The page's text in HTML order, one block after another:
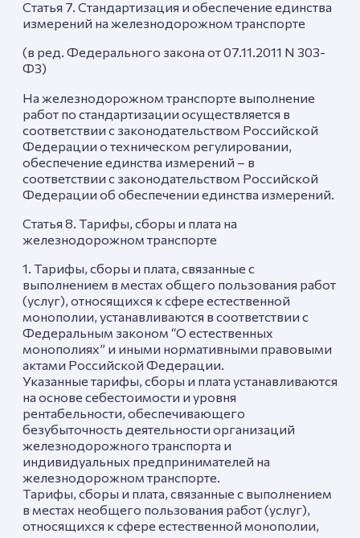
Статья 7. Стандартизация и обеспечение единства
измерений на железнодорожном транспорте
(в ред. Федерального закона от 07.11.2011 N 303-
ФЗ)
На железнодорожном транспорте выполнение
работ по стандартизации осуществляется в
соответствии с законодательством Российской
Федерации о техническом регулировании,
обеспечение единства измерений – в
соответствии с законодательством Российской
Федерации об обеспечении единства измерений.
Статья 8. Тарифы, сборы и плата на
железнодорожном транспорте
1. Тарифы, сборы и плата, связанные с
выполнением в местах общего пользования работ
(услуг), относящихся к сфере естественной
монополии, устанавливаются в соответствии с
Федеральным законом “О естественных
монополиях” и иными нормативными правовыми
актами Российской Федерации.
Указанные тарифы, сборы и плата устанавливаются
на основе себестоимости и уровня
рентабельности, обеспечивающего
безубыточность деятельности организаций
железнодорожного транспорта и
индивидуальных предпринимателей на
железнодорожном транспорте.
Тарифы, сборы и плата, связанные с выполнением
в местах необщего пользования работ (услуг),
относящихся к сфере естественной монополии,